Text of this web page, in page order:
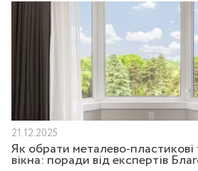
21.12.2025
Як обрати металево-пластикові
вікна: поради від експертів